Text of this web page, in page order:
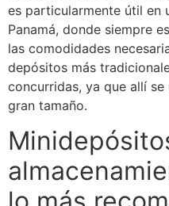
es particularmente útil en
Panamá, donde siempre
las comodidades
depósitos más
concurridas, ya que allí
gran tamaño.